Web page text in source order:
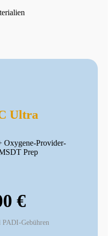
Ultra
Provider-
Prep
€
Gebühren